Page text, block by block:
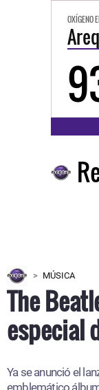
OXÍGENO
MÚSICA
The
especial
Ya se anunció el